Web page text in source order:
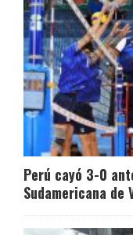
Perú cayó 3-0
Sudamericana de